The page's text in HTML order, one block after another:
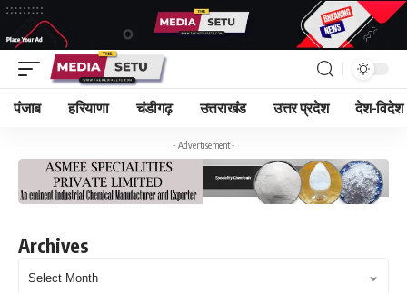
पंजाब हरियाणा चंडीगढ़ उत्तराखंड उत्तर प्रदेश देश-विदेश
- Advertisement -
Archives